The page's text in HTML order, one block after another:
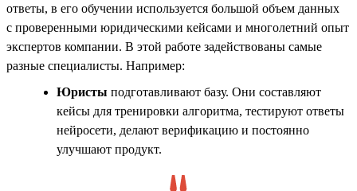
ответы, в его обучении используется большой объем данных
с проверенными юридическими кейсами и многолетний опыт
экспертов компании. В этой работе задействованы самые
разные специалисты. Например:
Юристы подготавливают базу. Они составляют
кейсы для тренировки алгоритма, тестируют ответы
нейросети, делают верификацию и постоянно
улучшают продукт.